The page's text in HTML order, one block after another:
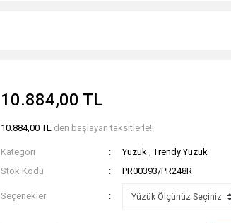
10.884,00 TL
10.884,00 TL den başlayan taksitlerle!!
Kategori Yüzük ,Trendy Yüzük
Stok Kodu
PR00393/PR248R
Seçenekler